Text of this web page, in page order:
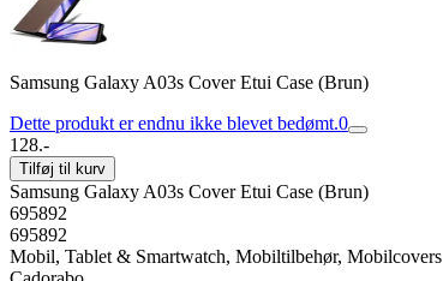
Samsung Galaxy A03s Cover Etui Case (Brun)
Dette produkt er endnu ikke blevet bedømt.0
128.-
Tilføj til kurv
Samsung Galaxy A03s Cover Etui Case (Brun)
695892
695892
Mobil, Tablet & Smartwatch, Mobiltilbehør, Mobilcovers